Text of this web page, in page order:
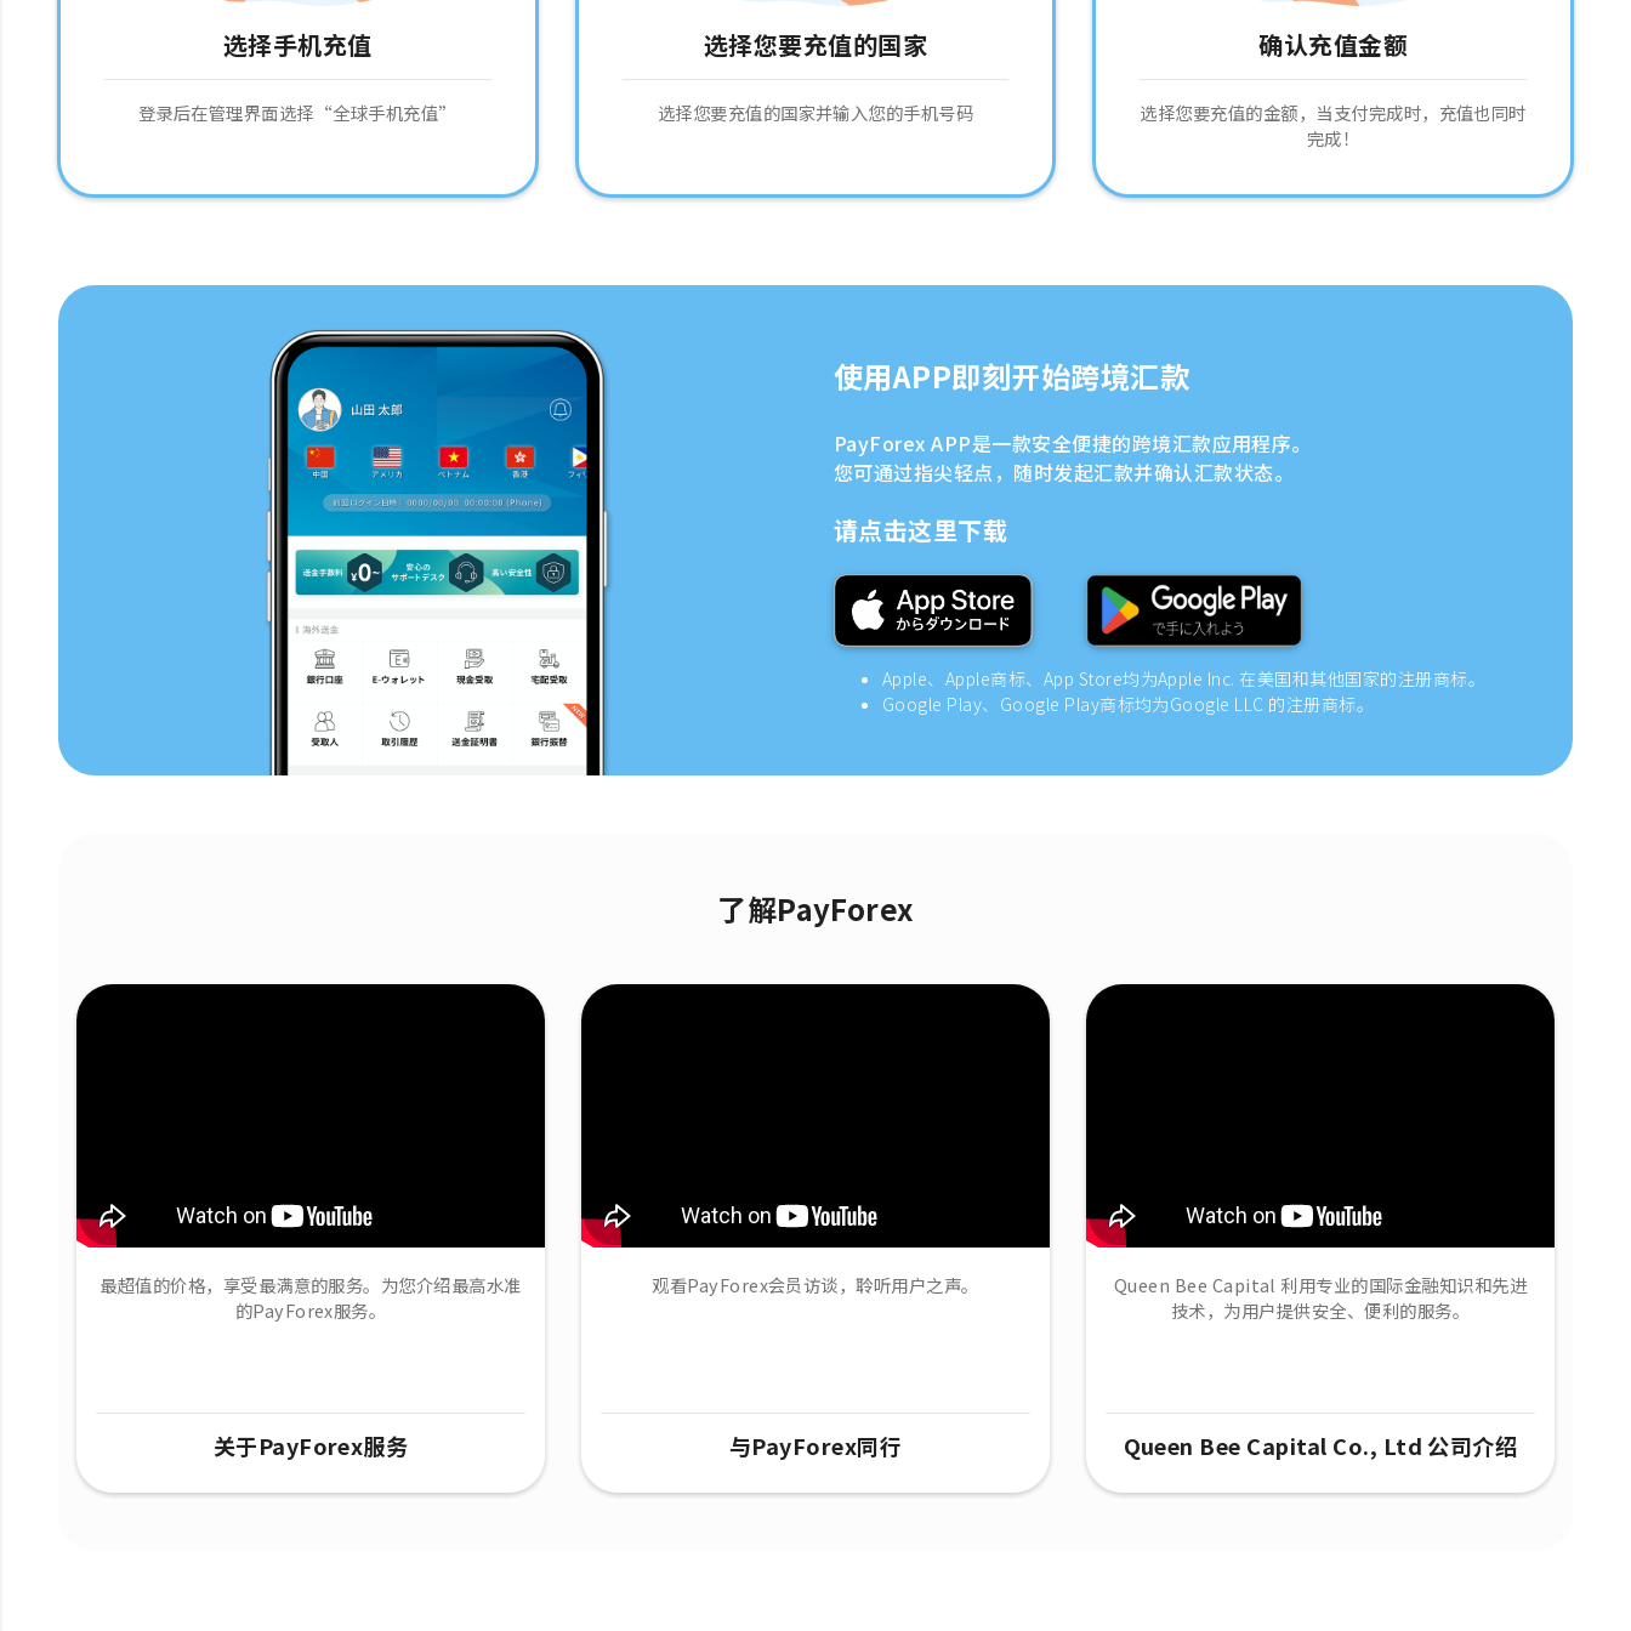
选择手机充值
登录后在管理界面选择“全球手机充值”
选择您要充值的国家
选择您要充值的国家并输入您的手机号码
确认充值金额
选择您要充值的金额，当支付完成时，充值也同时
完成！
使用APP即刻开始跨境汇款
PayForex APP是一款安全便捷的跨境汇款应用程序。
您可通过指尖轻点，随时发起汇款并确认汇款状态。
请点击这里下载
Apple、Apple商标、App Store均为Apple Inc. 在美国和其他国家的注册商标。
Google Play、Google Play商标均为Google LLC 的注册商标。
了解PayForex
最超值的价格，享受最满意的服务。为您介绍最高水准
的PayForex服务。
关于PayForex服务
观看PayForex会员访谈，聆听用户之声。
与PayForex同行
Queen Bee Capital 利用专业的国际金融知识和先进
技术，为用户提供安全、便利的服务。
Queen Bee Capital Co., Ltd 公司介绍